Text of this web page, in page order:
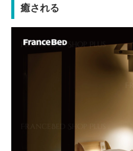
癒される